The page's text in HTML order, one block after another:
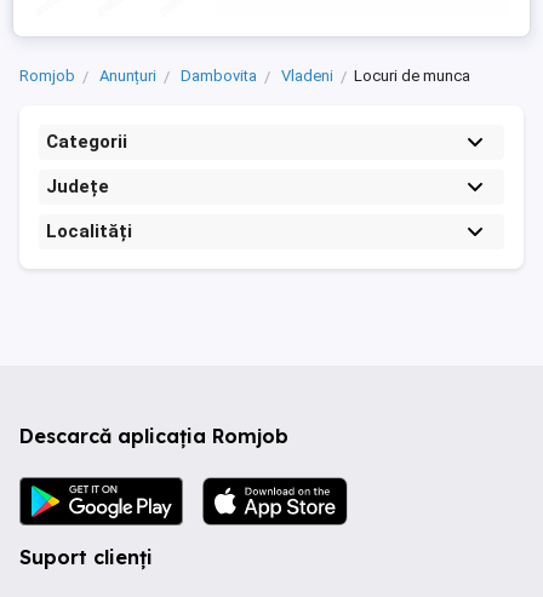
Romjob Anunțuri Dambovita Vladeni Locuri de munca
Categorii
Județe
Localități
Descarcă aplicația Romjob
Suport clienți